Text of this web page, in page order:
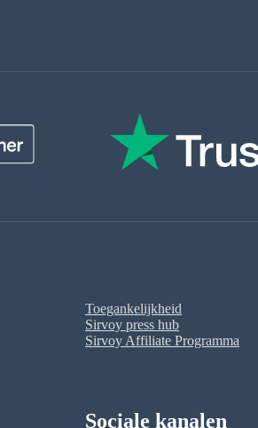
Toegankelijkheid
Sirvoy press hub
Sirvoy Affiliate Programma
Sociale kanalen